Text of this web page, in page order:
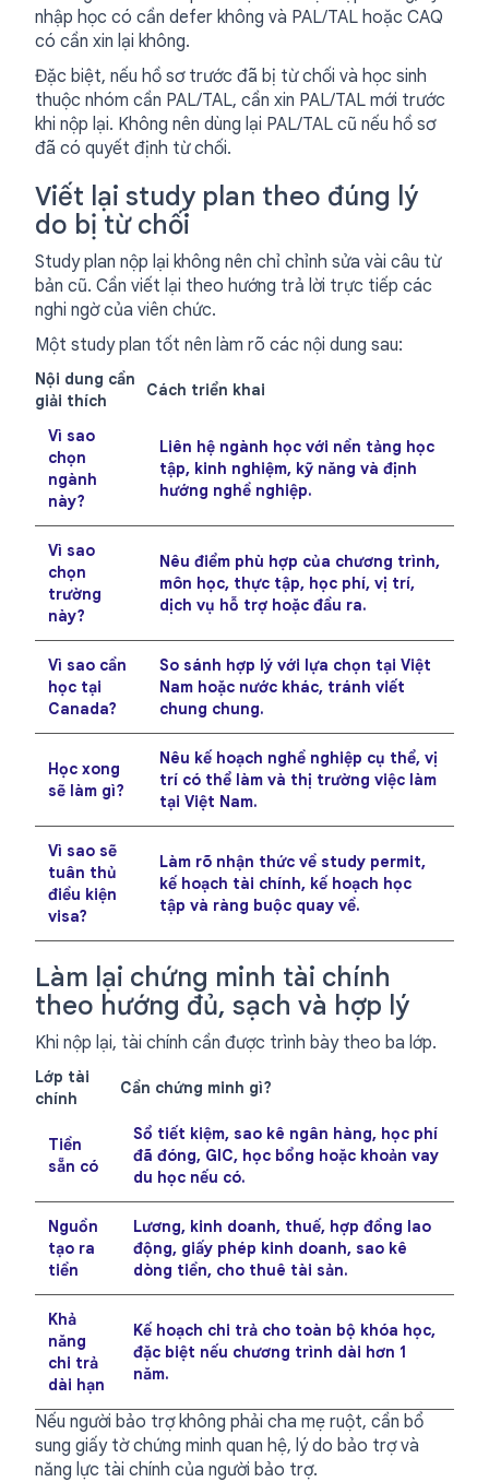
nhập học có cần defer không và PAL/TAL hoặc CAQ
có cần xin lại không.
Đặc biệt, nếu hồ sơ trước đã bị từ chối và học sinh
thuộc nhóm cần PAL/TAL, cần xin PAL/TAL mới trước
khi nộp lại. Không nên dùng lại PAL/TAL cũ nếu hồ sơ
đã có quyết định từ chối.
Viết lại study plan theo đúng lý
do bị từ chối
Study plan nộp lại không nên chỉ chỉnh sửa vài câu từ
bản cũ. Cần viết lại theo hướng trả lời trực tiếp các
nghi ngờ của viên chức.
Một study plan tốt nên làm rõ các nội dung sau:
Nội dung cần
giải thích
Cách triển khai
Vì sao
chọn
ngành
này?
Liên hệ ngành học với nền tảng học
tập, kinh nghiệm, kỹ năng và định
hướng nghề nghiệp.
Vì sao
chọn
trường
này?
Nêu điểm phù hợp của chương trình,
môn học, thực tập, học phí, vị trí,
dịch vụ hỗ trợ hoặc đầu ra.
Vì sao cần
học tại
Canada?
So sánh hợp lý với lựa chọn tại Việt
Nam hoặc nước khác, tránh viết
chung chung.
Học xong
sẽ làm gì?
Nêu kế hoạch nghề nghiệp cụ thể, vị
trí có thể làm và thị trường việc làm
tại Việt Nam.
Vì sao sẽ
tuân thủ
điều kiện
visa?
Làm rõ nhận thức về study permit,
kế hoạch tài chính, kế hoạch học
tập và ràng buộc quay về.
Làm lại chứng minh tài chính
theo hướng đủ, sạch và hợp lý
Khi nộp lại, tài chính cần được trình bày theo ba lớp.
Lớp tài
chính
Cần chứng minh gì?
Tiền
sẵn có
Sổ tiết kiệm, sao kê ngân hàng, học phí
đã đóng, GIC, học bổng hoặc khoản vay
du học nếu có.
Nguồn
tạo ra
tiền
Lương, kinh doanh, thuế, hợp đồng lao
động, giấy phép kinh doanh, sao kê
dòng tiền, cho thuê tài sản.
Khả
năng
chi trả
dài hạn
Kế hoạch chi trả cho toàn bộ khóa học,
đặc biệt nếu chương trình dài hơn 1
năm.
Nếu người bảo trợ không phải cha mẹ ruột, cần bổ
sung giấy tờ chứng minh quan hệ, lý do bảo trợ và
năng lực tài chính của người bảo trợ.